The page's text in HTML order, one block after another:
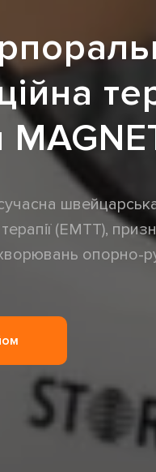
(EMTT),
опорно-